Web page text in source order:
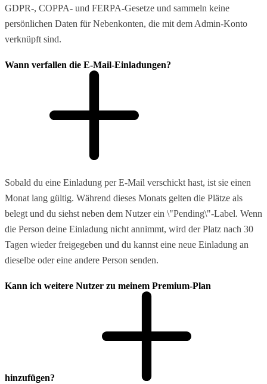
GDPR-, COPPA- und FERPA-Gesetze und sammeln keine
persönlichen Daten für Nebenkonten, die mit dem Admin-Konto
verknüpft sind.
Wann verfallen die E-Mail-Einladungen?
Sobald du eine Einladung per E-Mail verschickt hast, ist sie einen
Monat lang gültig. Während dieses Monats gelten die Plätze als
belegt und du siehst neben dem Nutzer ein \"Pending\"-Label. Wenn
die Person deine Einladung nicht annimmt, wird der Platz nach 30
Tagen wieder freigegeben und du kannst eine neue Einladung an
dieselbe oder eine andere Person senden.
Kann ich weitere Nutzer zu meinem Premium-Plan
hinzufügen?